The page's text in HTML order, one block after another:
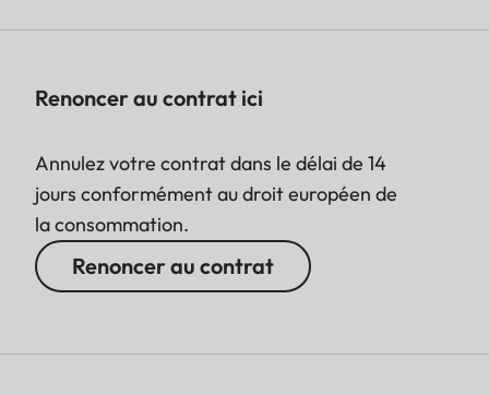
Renoncer au contrat ici
Annulez votre contrat dans le délai de 14
jours conformément au droit européen de
la consommation.
Renoncer au contrat